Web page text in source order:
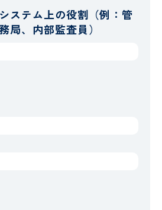
ステム上の役割（例：管
局、内部監査員）